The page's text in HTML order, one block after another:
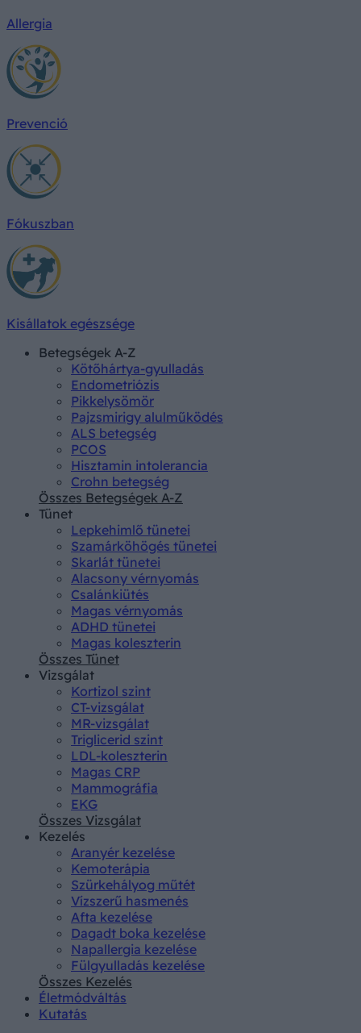
Allergia
Prevenció
Fókuszban
Kisállatok egészsége
Betegségek A-Z
Kötőhártya-gyulladás
Endometriózis
Pikkelysömör
Pajzsmirigy alulműködés
ALS betegség
PCOS
Hisztamin intolerancia
Crohn betegség
Összes Betegségek A-Z
Tünet
Lepkehimlő tünetei
Szamárköhögés tünetei
Skarlát tünetei
Alacsony vérnyomás
Csalánkiütés
Magas vérnyomás
ADHD tünetei
Magas koleszterin
Összes Tünet
Vizsgálat
Kortizol szint
CT-vizsgálat
MR-vizsgálat
Triglicerid szint
LDL-koleszterin
Magas CRP
Mammográfia
EKG
Összes Vizsgálat
Kezelés
Aranyér kezelése
Kemoterápia
Szürkehályog műtét
Vízszerű hasmenés
Afta kezelése
Dagadt boka kezelése
Napallergia kezelése
Fülgyulladás kezelése
Összes Kezelés
Életmódváltás
Kutatás